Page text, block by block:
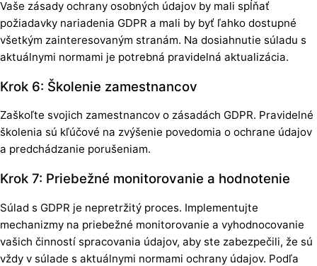
Vaše zásady ochrany osobných údajov by mali spĺňať
požiadavky nariadenia GDPR a mali by byť ľahko dostupné
všetkým zainteresovaným stranám. Na dosiahnutie súladu s
aktuálnymi normami je potrebná pravidelná aktualizácia.
Krok 6: Školenie zamestnancov
Zaškoľte svojich zamestnancov o zásadách GDPR. Pravidelné
školenia sú kľúčové na zvýšenie povedomia o ochrane údajov
a predchádzanie porušeniam.
Krok 7: Priebežné monitorovanie a hodnotenie
Súlad s GDPR je nepretržitý proces. Implementujte
mechanizmy na priebežné monitorovanie a vyhodnocovanie
vašich činností spracovania údajov, aby ste zabezpečili, že sú
vždy v súlade s aktuálnymi normami ochrany údajov. Podľa